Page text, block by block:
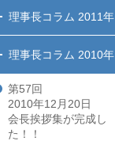
理事長コラム 2011年
理事長コラム 2010年
第57回
2010年12月20日
会長挨拶集が完成し
た！！